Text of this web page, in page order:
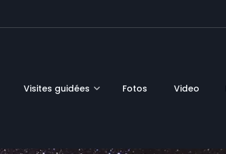
Visites guidées Fotos Video